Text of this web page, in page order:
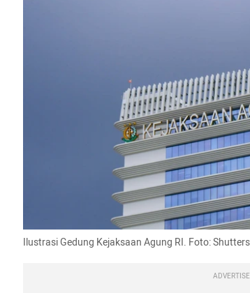
Ilustrasi Gedung Kejaksaan Agung RI. Foto: